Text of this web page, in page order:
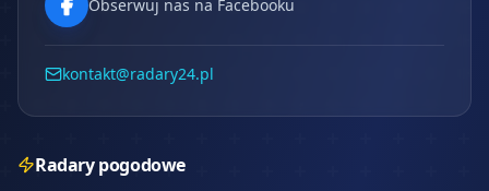
Obserwuj nas na Facebooku
kontakt@radary24.pl
Radary pogodowe